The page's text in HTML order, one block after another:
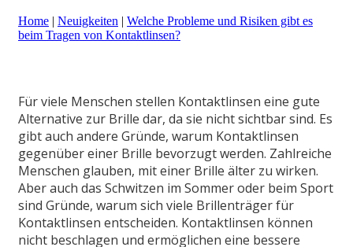
Home | Neuigkeiten | Welche Probleme und Risiken gibt es
beim Tragen von Kontaktlinsen?
Für viele Menschen stellen Kontaktlinsen eine gute
Alternative zur Brille dar, da sie nicht sichtbar sind. Es
gibt auch andere Gründe, warum Kontaktlinsen
gegenüber einer Brille bevorzugt werden. Zahlreiche
Menschen glauben, mit einer Brille älter zu wirken.
Aber auch das Schwitzen im Sommer oder beim Sport
sind Gründe, warum sich viele Brillenträger für
Kontaktlinsen entscheiden. Kontaktlinsen können
nicht beschlagen und ermöglichen eine bessere